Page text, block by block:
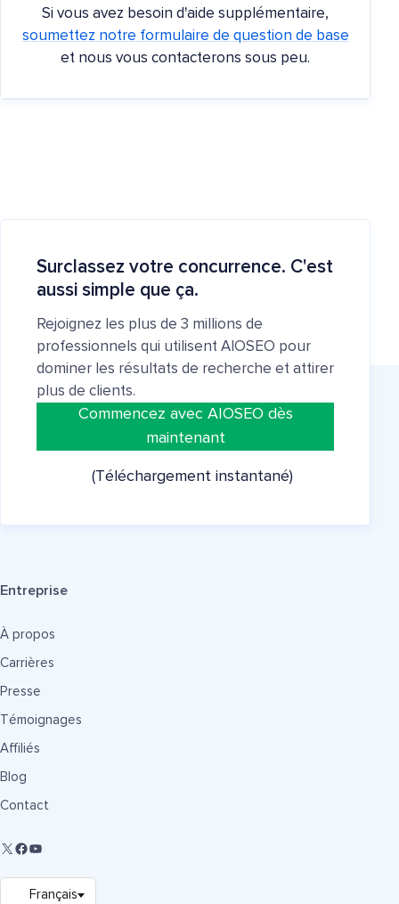
Si vous avez besoin d'aide supplémentaire,
soumettez notre formulaire de question de base
et nous vous contacterons sous peu.
Surclassez votre concurrence. C'est
aussi simple que ça.
Rejoignez les plus de 3 millions de
professionnels qui utilisent AIOSEO pour
dominer les résultats de recherche et attirer
plus de clients.
Commencez avec AIOSEO dès
maintenant
(Téléchargement instantané)
Entreprise
À propos
Carrières
Presse
Témoignages
Affiliés
Blog
Contact